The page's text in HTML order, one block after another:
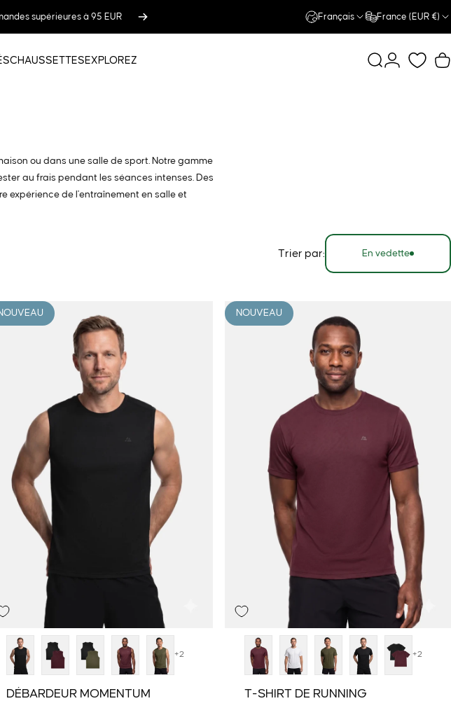
supérieures à 95 EUR Français France (EUR €)
CHAUSSETTESEXPLOREZ
Rechercher
Connexion
ou dans une salle de sport. Notre gamme
au frais pendant les séances intenses. Des
expérience de l'entraînement en salle et
Trier par: En vedette
+2
DÉBARDEUR MOMENTUM
NOUVEAU
+2
T-SHIRT DE RUNNING